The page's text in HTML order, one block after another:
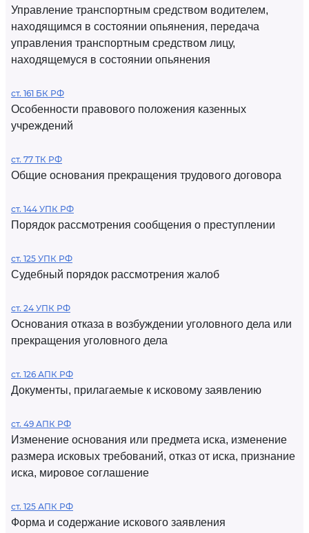
Управление транспортным средством водителем,
находящимся в состоянии опьянения, передача
управления транспортным средством лицу,
находящемуся в состоянии опьянения
ст. 161 БК РФ
Особенности правового положения казенных
учреждений
ст. 77 ТК РФ
Общие основания прекращения трудового договора
ст. 144 УПК РФ
Порядок рассмотрения сообщения о преступлении
ст. 125 УПК РФ
Судебный порядок рассмотрения жалоб
ст. 24 УПК РФ
Основания отказа в возбуждении уголовного дела или
прекращения уголовного дела
ст. 126 АПК РФ
Документы, прилагаемые к исковому заявлению
ст. 49 АПК РФ
Изменение основания или предмета иска, изменение
размера исковых требований, отказ от иска, признание
иска, мировое соглашение
ст. 125 АПК РФ
Форма и содержание искового заявления